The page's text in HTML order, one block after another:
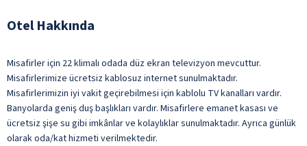
Otel Hakkında
Misafirler için 22 klimalı odada düz ekran televizyon mevcuttur.
Misafirlerimize ücretsiz kablosuz internet sunulmaktadır.
Misafirlerimizin iyi vakit geçirebilmesi için kablolu TV kanalları vardır.
Banyolarda geniş duş başlıkları vardır. Misafirlere emanet kasası ve
ücretsiz şişe su gibi imkânlar ve kolaylıklar sunulmaktadır. Ayrıca günlük
olarak oda/kat hizmeti verilmektedir.